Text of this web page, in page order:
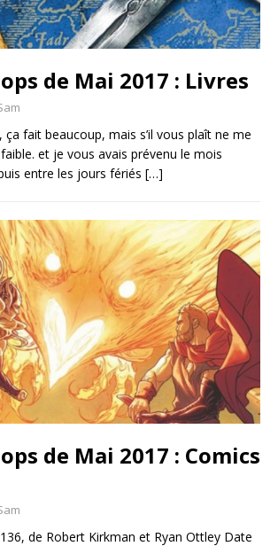
de Mai 2017 : Livres
ça fait beaucoup, mais s’il vous plaît ne me
et je vous avais prévenu le mois
entre les jours fériés […]
de Mai 2017 : Comics
de Robert Kirkman et Ryan Ottley Date